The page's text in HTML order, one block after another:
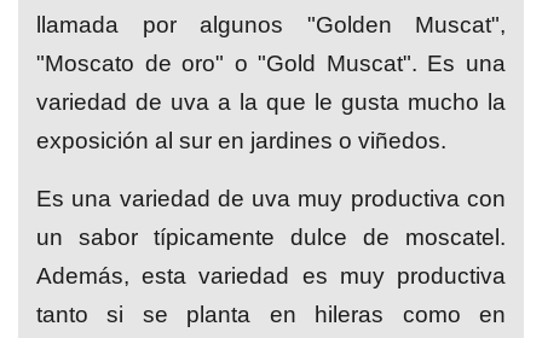
llamada por algunos "Golden Muscat",
"Moscato de oro" o "Gold Muscat". Es una
variedad de uva a la que le gusta mucho la
exposición al sur en jardines o viñedos.
Es una variedad de uva muy productiva con
un sabor típicamente dulce de moscatel.
Además, esta variedad es muy productiva
tanto si se planta en hileras como en